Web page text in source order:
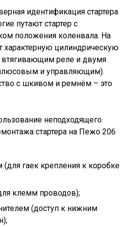
идентификация стартера
путают стартер с
положения коленвала. На
характерную цилиндрическую
реле и двумя
и управляющим).
с шкивом и ремнём – это
неподходящего
стартера на Пежо 206
гаек крепления к коробке
клемм проводов);
(доступ к нижним